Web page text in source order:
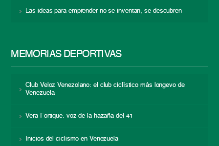
Las ideas para emprender no se inventan, se descubren
MEMORIAS DEPORTIVAS
Club Veloz Venezolano: el club ciclístico más longevo de
Venezuela
Vera Fortique: voz de la hazaña del 41
Inicios del ciclismo en Venezuela